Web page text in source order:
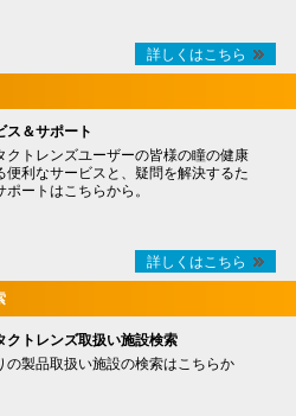
詳しくはこちら
ス＆サポート
クトレンズユーザーの皆様の瞳の健康
便利なサービスと、疑問を解決するた
ポートはこちらから。
詳しくはこちら
クトレンズ取扱い施設検索
の製品取扱い施設の検索はこちらか